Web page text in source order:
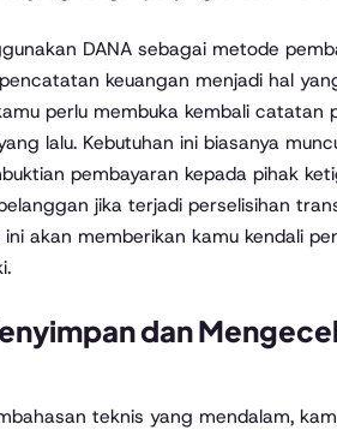
DANA sebagai metode
keuangan menjadi hal
perlu membuka kembali catatan
lalu. Kebutuhan ini biasanya
pembayaran kepada pihak
jika terjadi perselisihan
akan memberikan kamu kendali
dan
teknis yang mendalam,